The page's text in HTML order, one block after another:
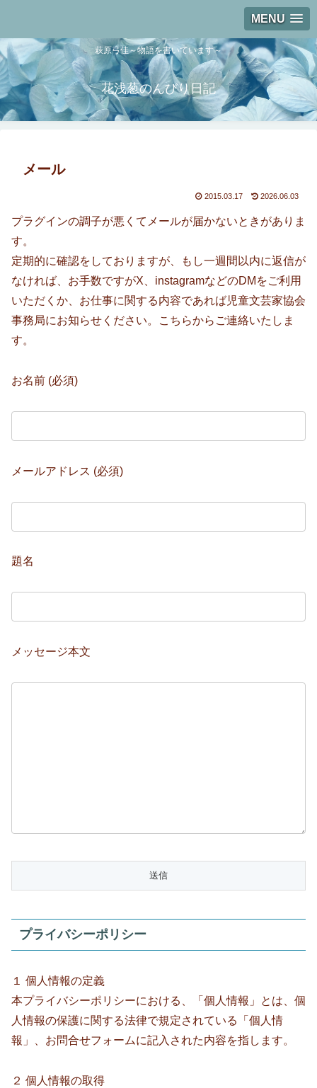
MENU
萩原弓佳～物語を書いています～
花浅葱のんびり日記
メール
2015.03.17 2026.06.03
プラグインの調子が悪くてメールが届かないときがありま
す。
定期的に確認をしておりますが、もし一週間以内に返信が
なければ、お手数ですがX、instagramなどのDMをご利用
いただくか、お仕事に関する内容であれば児童文芸家協会
事務局にお知らせください。こちらからご連絡いたしま
す。
お名前 (必須)
メールアドレス (必須)
題名
メッセージ本文
プライバシーポリシー
１ 個人情報の定義
本プライバシーポリシーにおける、「個人情報」とは、個
人情報の保護に関する法律で規定されている「個人情
報」、お問合せフォームに記入された内容を指します。
２ 個人情報の取得